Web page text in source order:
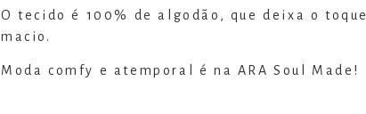
O tecido é 100% de algodão, que deixa o toque
macio.
Moda comfy e atemporal é na ARA Soul Made!